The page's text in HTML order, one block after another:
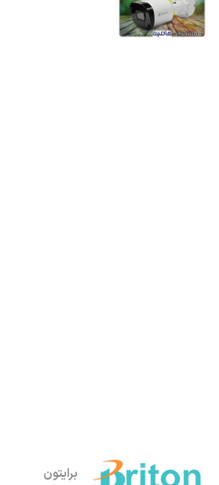
برایتون